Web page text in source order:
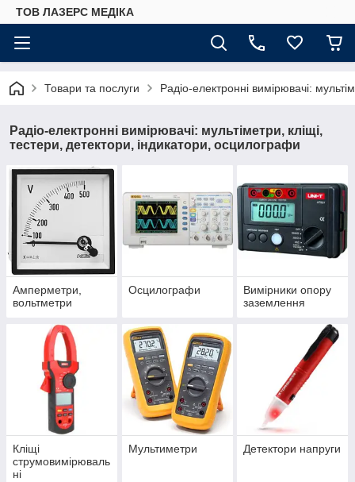
ТОВ ЛАЗЕРС МЕДІКА
Товари та послуги Радіо-електронні вимірювачі:
Радіо-електронні вимірювачі: мультіметри, кліщі,
тестери, детектори, індикатори, осцилографи
Амперметри,
вольтметри
Осцилографи
Вимірники опору
заземлення
Кліщі
струмовимірюваль
ні
Мультиметри Детектори напруги